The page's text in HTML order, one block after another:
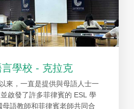
學校 - 克拉克
來，一直是提供與母語人士一
啟發了許多菲律賓的 ESL 學
語教師和菲律賓老師共同合